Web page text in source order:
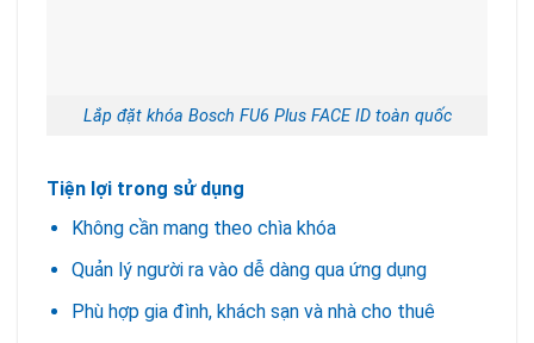
Lắp đặt khóa Bosch FU6 Plus FACE ID toàn quốc
Tiện lợi trong sử dụng
Không cần mang theo chìa khóa
Quản lý người ra vào dễ dàng qua ứng dụng
Phù hợp gia đình, khách sạn và nhà cho thuê